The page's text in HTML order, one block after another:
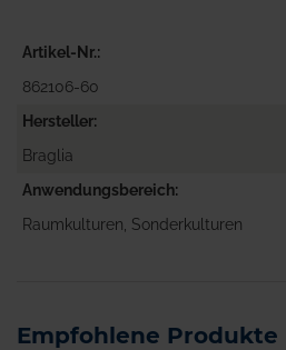
Artikel-Nr.
862106-60
Hersteller
Braglia
Anwendungsbereich
Raumkulturen, Sonderkulturen
Empfohlene Produkte